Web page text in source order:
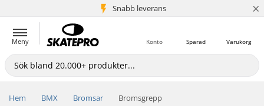
Snabb leverans
5+ milj. kunder ×
Meny Varukorg
Sparad
Konto
Hem BMX Bromsar Bromsgrepp